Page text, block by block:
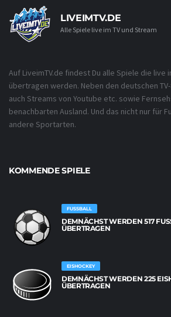
LIVEIMTV.DE
Alle Spiele live im TV und Stream
Auf LiveimTV.de findest Du alle Spiele die live
übertragen werden. Neben den deutschen
auch Streams von Youtube etc. sowie
benachbarten Ausland. Und das nicht nur für
andere Sportarten.
KOMMENDE SPIELE
FUSSBALL
DEMNÄCHST WERDEN 517
BERTRAGEN
EISHOCKEY
DEMNÄCHST WERDEN 225
ÜBERTRAGEN